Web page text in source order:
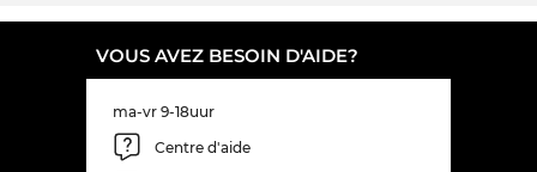
VOUS AVEZ BESOIN D'AIDE?
ma-vr 9-18uur
Centre d'aide